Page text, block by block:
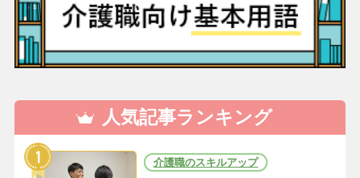
人気記事ランキング
介護職のスキルアップ